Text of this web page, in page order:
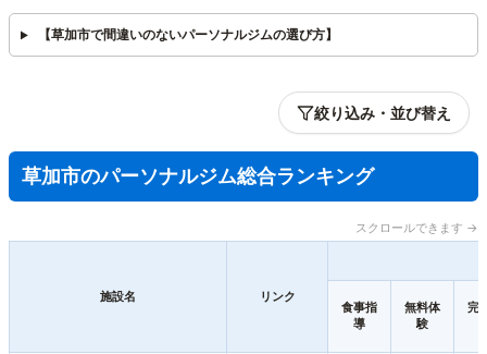
【草加市で間違いのないパーソナルジムの選び方】
絞り込み・並び替え
草加市のパーソナルジム総合ランキング
スクロールできます →
施設名 リンク
食事指
導
無料体
験
完